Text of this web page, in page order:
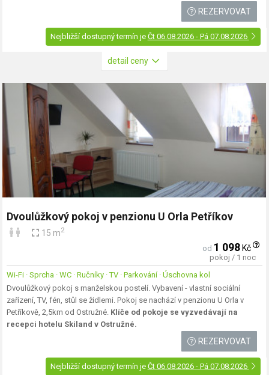
REZERVOVAT
Nejbližší dostupný termín je Čt 06.08.2026 - Pá 07.08.2026
detail ceny
Dvoulůžkový pokoj v penzionu U Orla Petříkov
15 m2
od 1 098Kč
pokoj / 1 noc
Wi-Fi · Sprcha · WC · Ručníky · TV · Parkování · Úschovna kol
Dvoulůžkový pokoj s manželskou postelí. Vybavení - vlastní sociální
zařízení, TV, fén, stůl se židlemi. Pokoj se nachází v penzionu U Orla v
Petříkově, 2,5km od Ostružné. Klíče od pokoje se vyzvedávají na
recepci hotelu Skiland v Ostružné.
REZERVOVAT
Nejbližší dostupný termín je Čt 06.08.2026 - Pá 07.08.2026